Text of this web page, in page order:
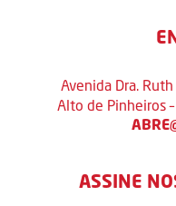
Avenida Dra.
Alto de Pinheiros
ASSINE